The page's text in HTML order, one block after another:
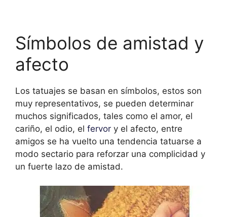
Símbolos de amistad y
afecto
Los tatuajes se basan en símbolos, estos son
muy representativos, se pueden determinar
muchos significados, tales como el amor, el
cariño, el odio, el fervor y el afecto, entre
amigos se ha vuelto una tendencia tatuarse a
modo sectario para reforzar una complicidad y
un fuerte lazo de amistad.